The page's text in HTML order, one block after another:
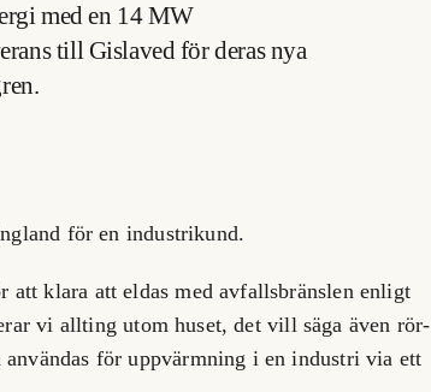
med en 14 MW
till Gislaved för deras nya
för en industrikund.
att klara att eldas med avfallsbränslen enligt
vi allting utom huset, det vill säga även rör-
för uppvärmning i en industri via ett